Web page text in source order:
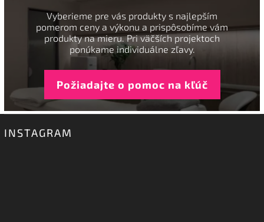
Vyberieme pre vás produkty s najlepším
pomerom ceny a výkonu a prispôsobíme vám
produkty na mieru. Pri väčších projektoch
ponúkame individuálne zľavy.
Požiadajte o pomoc na kľúč
INSTAGRAM